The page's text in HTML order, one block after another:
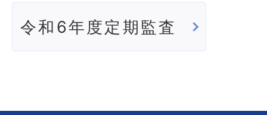
令和6年度定期監査